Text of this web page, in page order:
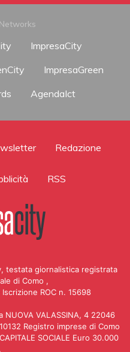
ImpresaCity
ImpresaGreen
AgendaIct
Redazione
RSS
testata giornalistica registrata
di Como ,
ROC n. 15698
NUOVA VALASSINA, 4 22046
Registro imprese di Como
SOCIALE Euro 30.000